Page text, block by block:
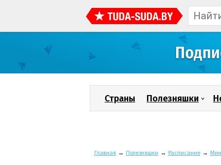
Страны Полезняшки
Главная → Полезняшки → Расписание →